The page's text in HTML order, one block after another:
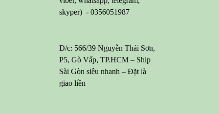
skyper) - 0356051987
Đ/c: 566/39 Nguyễn Thái Sơn,
P5, Gò Vấp, TP.HCM – Ship
Sài Gòn siêu nhanh – Đặt là
giao liền